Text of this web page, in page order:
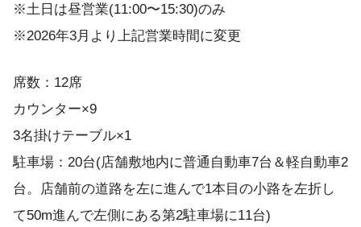
※土日は昼営業(11:00〜15:30)のみ
※2026年3月より上記営業時間に変更
席数：12席
カウンター×9
3名掛けテーブル×1
駐車場：20台(店舗敷地内に普通自動車7台＆軽自動車2
台。店舗前の道路を左に進んで1本目の小路を左折し
て50m進んで左側にある第2駐車場に11台)